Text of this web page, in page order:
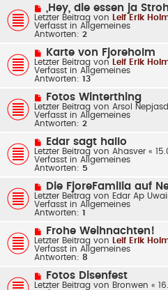
a
g
B
e
i
t
g
e
u
e
r
B
e
i
t
r
„Hey, die essen ja
Letzter Beitrag von Leif Erik
Verfasst in Allgemeines
Antworten: 2
N
e
u
e
r
B
e
i
t
r
Karte von Fjoreholm
Letzter Beitrag von Leif Erik
Verfasst in Allgemeines
Antworten: 13
N
e
u
e
r
B
e
i
t
r
Fotos Winterthing
Letzter Beitrag von Arsol
Verfasst in Allgemeines
Antworten: 2
N
e
u
e
r
B
e
i
t
r
Edar sagt hallo
Letzter Beitrag von Ahasver «
Verfasst in Allgemeines
Antworten: 5
N
e
u
e
r
B
e
i
t
r
Die FjoreFamilia auf
Letzter Beitrag von Edar Ap
Verfasst in Allgemeines
Antworten: 1
N
e
u
e
r
B
e
i
Frohe Weihnachten!
Letzter Beitrag von Leif Erik
Verfasst in Allgemeines
Antworten: 8
N
e
Fotos Disenfest
Letzter Beitrag von Bronwen «